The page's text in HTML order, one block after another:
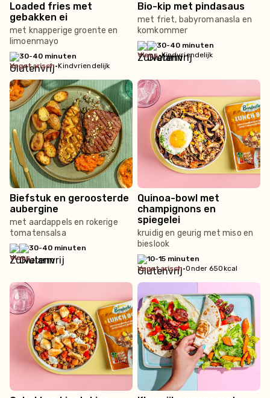
Loaded fries met
gebakken ei
met knapperige groente en
limoenmayo
30-40 minuten
vegetarisch•Kindvriendelijk
Bio-kip met pindasaus
met friet, babyromanasla en
komkommer
30-40 minuten
vlees•Kindvriendelijk
Biefstuk en geroosterde
aubergine
met aardappels en rokerige
tomatensalsa
30-40 minuten
vlees
Quinoa-bowl met
champignons en
spiegelei
kruidig en geurig met miso en
bieslook
10-15 minuten
vegetarisch•Onder 650kcal